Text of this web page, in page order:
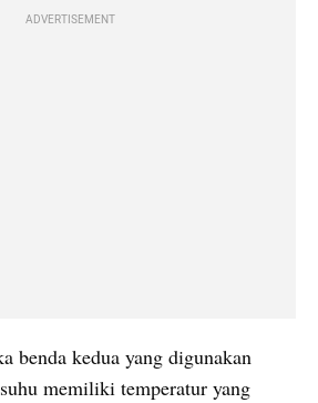
ADVERTISEMENT
benda kedua yang digunakan
memiliki temperatur yang